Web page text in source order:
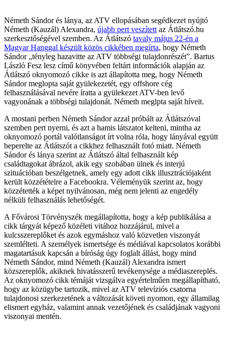
Németh Sándor és lánya, az ATV ellopásában segédkezet nyújtó
Németh (Kauzál) Alexandra, újabb pert veszített az Átlátszó.hu
szerkesztőségével szemben. Az Átlátszó tavaly május 22-én a
Magyar Hanggal készült közös cikkében megírta, hogy Németh
Sándor „tényleg hazavitte az ATV többségi tulajdonrészét”. Bartus
László Fesz lesz című könyvében feltárt információk alapján az
Átlátszó oknyomozó cikke is azt állapította meg, hogy Németh
Sándor meglopta saját gyülekezetét, egy offshore cég
felhasználásával nevére íratta a gyülekezet ATV-ben levő
vagyonának a többségi tulajdonát. Németh meglpta saját híveit.
A mostani perben Németh Sándor azzal próbált az Átlátszóval
szemben pert nyerni, és azt a hamis látszatot kelteni, mintha az
oknyomozó portál valótlanságot írt volna róla, hogy lányával együtt
beperelte az Átlátszót a cikkhez felhasznált fotó miatt. Németh
Sándor és lánya szerint az Átlátszó által felhasznált kép
családtagokat ábrázol, akik egy szobában ülnek és interjú
szituációban beszélgetnek, amely egy adott cikk illusztrációjaként
került közzétételre a Facebookra. Véleményük szerint az, hogy
közzétették a képet nyilvánosan, még nem jelenti az engedély
nélküli felhasználás lehetőségét.
A Fővárosi Törvényszék megállapította, hogy a kép publikálása a
cikk tárgyát képező közéleti vitához hozzájárul, mivel a
kulcsszereplőket és azok egymáshoz való közvetlen viszonyát
szemlélteti. A személyek ismertsége és médiával kapcsolatos korábbi
magatartásuk kapcsán a bíróság úgy foglalt állást, hogy mind
Németh Sándor, mind Németh (Kauzál) Alexandra ismert
közszereplők, akiknek hivatásszerű tevékenysége a médiaszereplés.
Az oknyomozó cikk témáját vizsgálva egyértelműen megállapítható,
hogy az közügybe tartozik, mivel az ATV televíziós csatorna
tulajdonosi szerkezetének a változását követi nyomon, egy államilag
elismert egyház, valamint annak vezetőjének és családjának vagyoni
viszonyai mentén.